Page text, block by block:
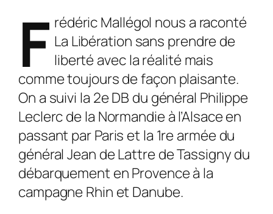
F rédéric Mallégol nous a raconté
La Libération sans prendre de
liberté avec la réalité mais
comme toujours de façon plaisante.
On a suivi la 2e DB du général Philippe
Leclerc de la Normandie à l’Alsace en
passant par Paris et la 1re armée du
général Jean de Lattre de Tassigny du
débarquement en Provence à la
campagne Rhin et Danube.